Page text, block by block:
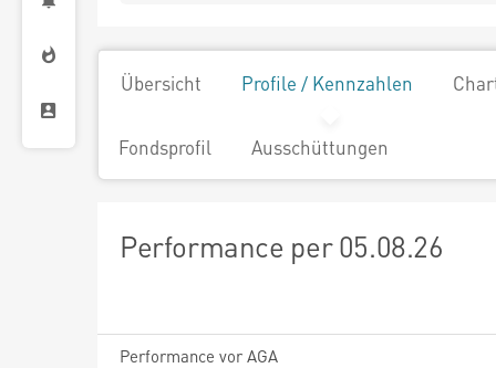
Übersicht Profile / Kennzahlen
Fondsprofil Ausschüttungen
Performance per 05.08.26
Performance vor AGA